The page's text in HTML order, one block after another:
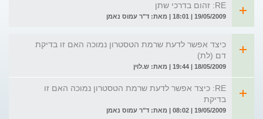
RE: זהום בדרכי שתן
19/05/2009 | 18:01 | מאת: ד"ר עמוס נאמן
כיצד אפשר לדעת שרמת הטסטרון נמוכה האם זו בדיקת
דם (לת)
18/05/2009 | 19:44 | מאת: ש.לוין
RE: כיצד אפשר לדעת שרמת הטסטרון נמוכה האם זו
בדיקת
19/05/2009 | 08:02 | מאת: ד"ר עמוס נאמן